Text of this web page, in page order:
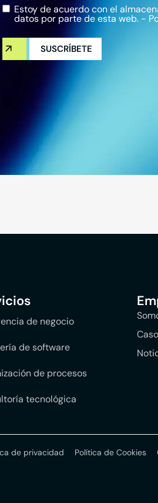
Privacidad*
Estoy de acuerdo con el
datos por parte de esta web. -
de negocio
de software
de procesos
tecnológica
de privacidad Política de Cookies